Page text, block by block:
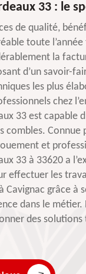
33 : le
de qualité,
toute
la
d’un savoir-
les plus
chez
33 est capable
combles. Connue
et
33 à 33620 a
effectuer les
Cavignac grâce à
dans le
des solutions